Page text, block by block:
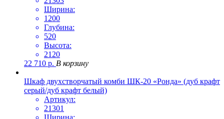
Ширина:
1200
Глубина:
520
Высота:
2120
22 710 р. В корзину
Шкаф двухстворчатый комби ШК-20 «Ронда» (дуб крафт
серый/дуб крафт белый)
Артикул:
21301
Ширина: